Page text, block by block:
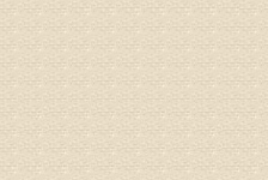
姓名：
病情描
专家回
建议带